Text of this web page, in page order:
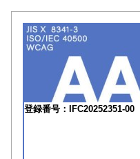
登録番号：IFC20252351-00